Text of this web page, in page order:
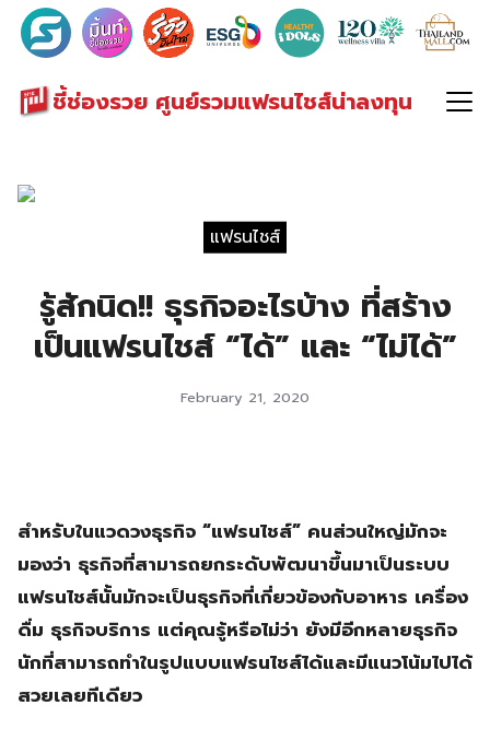
ชี้ช่องรวย ศูนย์รวมแฟรนไชส์น่าลงทุน
Search
for:
แฟรนไชส์
รู้สักนิด!! ธุรกิจอะไรบ้าง ที่สร้าง
เป็นแฟรนไชส์ “ได้” และ “ไม่ได้”
February 21, 2020
สำหรับในแวดวงธุรกิจ “แฟรนไชส์” คนส่วนใหญ่มักจะ
มองว่า ธุรกิจที่สามารถยกระดับพัฒนาขึ้นมาเป็นระบบ
แฟรนไชส์นั้นมักจะเป็นธุรกิจที่เกี่ยวข้องกับอาหาร เครื่อง
ดื่ม ธุรกิจบริการ แต่คุณรู้หรือไม่ว่า ยังมีอีกหลายธุรกิจ
นักที่สามารถทำในรูปแบบแฟรนไชส์ได้และมีแนวโน้มไปได้
สวยเลยทีเดียว